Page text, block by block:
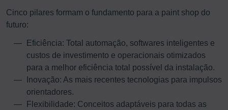
Cinco pilares formam o fundamento para a paint shop do
futuro:
Eficiência: Total automação, softwares inteligentes e
custos de investimento e operacionais otimizados
para a melhor eficiência total possível da instalação.
Inovação: As mais recentes tecnologias para impulsos
orientadores.
Flexibilidade: Conceitos adaptáveis para todas as